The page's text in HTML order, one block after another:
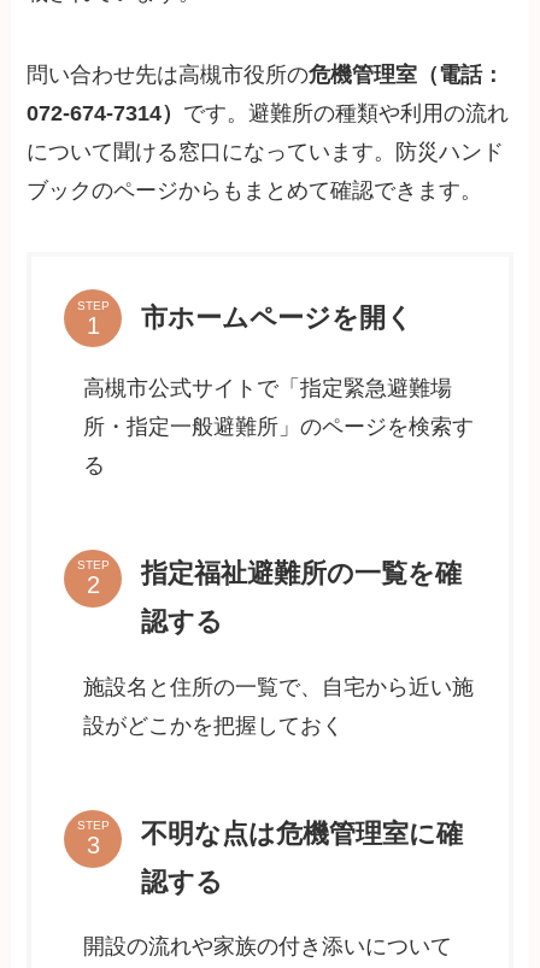
問い合わせ先は高槻市役所の危機管理室（電話：
072-674-7314） です。避難所の種類や利用の流れ
について聞ける窓口になっています。防災ハンド
ブックのページからもまとめて確認できます。
STEP 市ホームページを開く
高槻市公式サイトで「指定緊急避難場
所・指定一般避難所」のページを検索す
る
STEP
指定福祉避難所の一覧を確
認する
施設名と住所の一覧で、自宅から近い施
設がどこかを把握しておく
STEP
不明な点は危機管理室に確
認する
開設の流れや家族の付き添いについて